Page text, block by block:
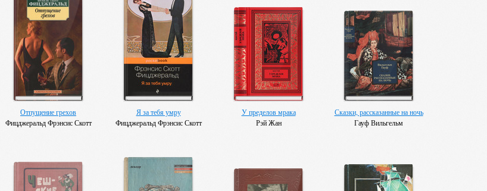
Отпущение грехов
Фицджеральд Фрэнсис Скотт
Я за тебя умру
Фицджеральд Фрэнсис Скотт
У пределов мрака
Рэй Жан
Сказки, рассказанные на ночь
Гауф Вильгельм